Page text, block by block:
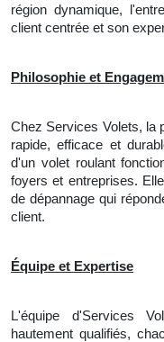
région dynamique,
client centrée et son
Philosophie et
Chez Services Volets, la
rapide, efficace et
d'un volet roulant
foyers et entreprises.
de dépannage qui
client.
Équipe et Expertise
L'équipe d'Services
hautement qualifiés,